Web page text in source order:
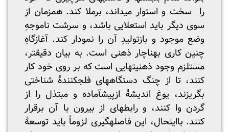
را سخت و استوار می­داند، برملا کند. همزمان از
سوی دیگر باید استعلایی باشد، و سرشت ناموجهِ
وضع موجود و بازتولیدِ آن را نمودار کند. آغازگاهِ
چنین کاری به­ناچار ذهنی است. به بیان دقیق­تر،
مستلزم وجود ذهنیت­هایی است که بر روی خود کار
کنند، تا از چنگ دستگاه­های فلج­کنندۀ شناختی
بگریزند، یوغ اندیشۀ ازپیش­آماده و مبتذل را از
گردن وا کنند، و رابطه­ای از بیرون با آن برقرار
کنند. بااین­حال، این فاصله­گیری لزوماً باید توسعۀ